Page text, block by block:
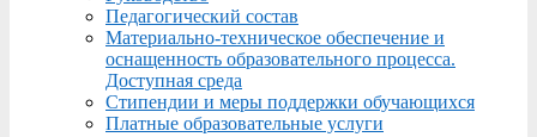
Педагогический состав
Материально-техническое обеспечение и
оснащенность образовательного процесса.
Доступная среда
Стипендии и меры поддержки обучающихся
Платные образовательные услуги